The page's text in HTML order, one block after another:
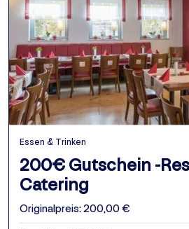
Essen & Trinken
200€ Gutschein -
Catering
Originalpreis: 200,00 €